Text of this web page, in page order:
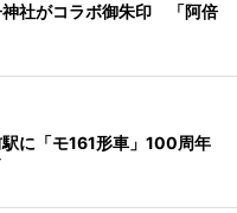
神社がコラボ御朱印 「阿倍
に「モ161形車」100周年